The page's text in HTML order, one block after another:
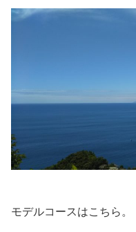
モデルコースはこちら。